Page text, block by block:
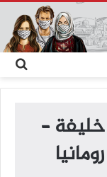
عن
خليفة –